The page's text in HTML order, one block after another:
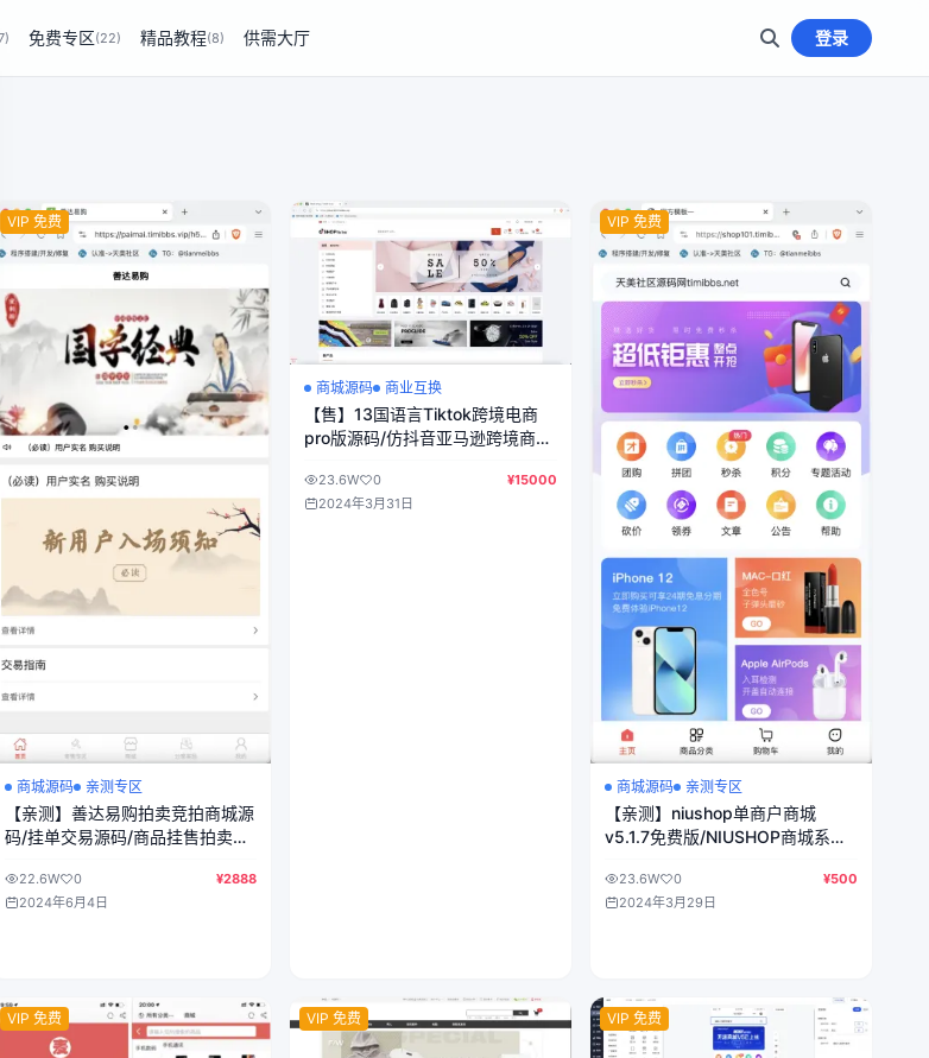
免费专区(22) 精品教程(8) 供需大厅 登录
VIP 免费
商城源码 亲测专区
【亲测】善达易购拍卖竞拍商城源
码/挂单交易源码/商品挂售拍卖系
22.6W 0
¥2888
2024年6月4日
商城源码 商业互换
【售】13国语言Tiktok跨境电商
pro版源码/仿抖音亚马逊跨境商城
下单+批量导入导出商品/前端
html+后端PHP全开源
23.6W 0
¥15000
2024年3月31日
VIP 免费
商城源码 亲测专区
【亲测】niushop单商户商城
v5.1.7免费版/NIUSHOP商城系统
uniapp纯源码+后端PHP
23.6W 0
¥500
2024年3月29日
VIP 免费 VIP 免费 VIP 免费